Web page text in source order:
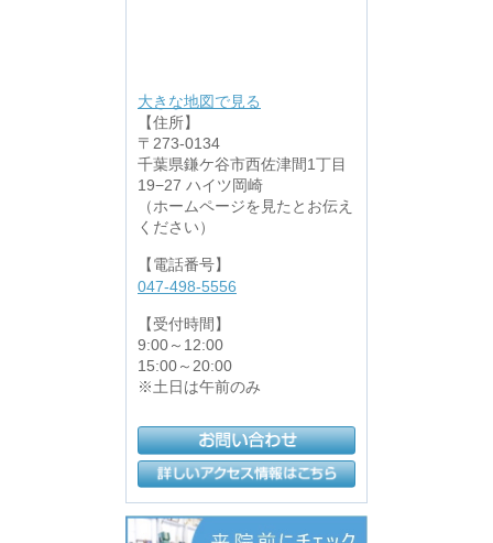
大きな地図で見る
【住所】
〒273-0134
千葉県鎌ケ谷市西佐津間1丁目
19−27 ハイツ岡崎
（ホームページを見たとお伝え
ください）
【電話番号】
047-498-5556
【受付時間】
9:00～12:00
15:00～20:00
※土日は午前のみ